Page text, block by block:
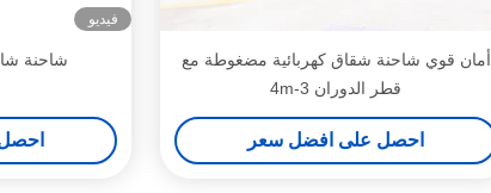
أمان قوي شاحنة شقاق كهربائية مضغوطة مع
قطر الدوران 3-4m
احصل على افضل سعر
فيديو
شاحنة